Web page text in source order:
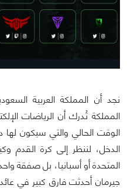
نجد أن المملكة العربية
المملكة تُدرك أن الرياضات
الوقت الحالي والتي سيكون
الدخل، لننظر إلى كرة القدم
المتحدة أو أسبانيا، بل صفقة
جيرمان أحدثت فارق كبير في